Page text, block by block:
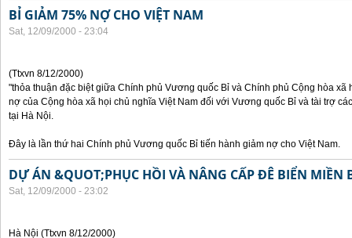
BỈ GIẢM 75% NỢ CHO VIỆT NAM
Sat, 12/09/2000 - 23:04
(Ttxvn 8/12/2000)
"thỏa thuận đặc biệt giữa Chính phủ Vương quốc Bỉ và Chính phủ Cộng hòa xã
nợ của Cộng hòa xã họi chủ nghĩa Việt Nam đối với Vương quốc Bỉ và tài trợ
tại Hà Nội.
Đây là lần thứ hai Chính phủ Vương quốc Bỉ tiến hành giảm nợ cho Việt Nam.
DỰ ÁN &QUOT;PHỤC HỒI VÀ NÂNG CẤP ĐÊ BIỂN MIỀN
Sat, 12/09/2000 - 23:02
Hà Nội (Ttxvn 8/12/2000)